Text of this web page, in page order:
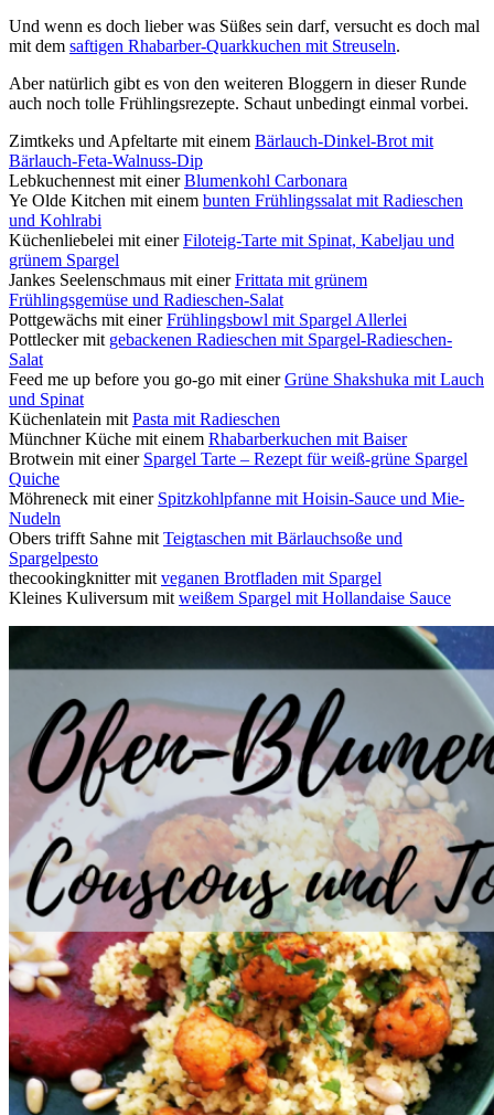
Und wenn es doch lieber was Süßes sein darf, versucht es doch mal
mit dem saftigen Rhabarber-Quarkkuchen mit Streuseln.
Aber natürlich gibt es von den weiteren Bloggern in dieser Runde
auch noch tolle Frühlingsrezepte. Schaut unbedingt einmal vorbei.
Zimtkeks und Apfeltarte mit einem Bärlauch-Dinkel-Brot mit
Bärlauch-Feta-Walnuss-Dip
Lebkuchennest mit einerBlumenkohl Carbonara
Ye Olde Kitchen mit einem bunten Frühlingssalat mit Radieschen
und Kohlrabi
Küchenliebelei mit einerFiloteig-Tarte mit Spinat, Kabeljau und
grünem Spargel
Jankes Seelenschmaus mit einerFrittata mit grünem
Frühlingsgemüse und Radieschen-Salat
Pottgewächs mit einerFrühlingsbowl mit Spargel Allerlei
Pottlecker mit gebackenen Radieschen mit Spargel-Radieschen-
Salat
Feed me up before you go-go mit einerGrüne Shakshuka mit Lauch
und Spinat
Küchenlatein mitPasta mit Radieschen
Münchner Küche mit einem Rhabarberkuchen mit Baiser
Brotwein mit einer Spargel Tarte – Rezept für weiß-grüne Spargel
Quiche
Möhreneck mit einer Spitzkohlpfanne mit Hoisin-Sauce und Mie-
Nudeln
Obers trifft Sahne mitTeigtaschen mit Bärlauchsoße und
Spargelpesto
thecookingknitter mitveganen Brotfladen mit Spargel
Kleines Kuliversum mitweißem Spargel mit Hollandaise Sauce